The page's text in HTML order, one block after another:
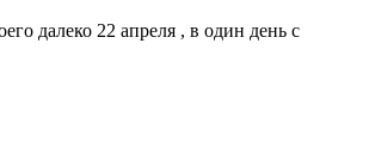
далеко 22 апреля , в один день с